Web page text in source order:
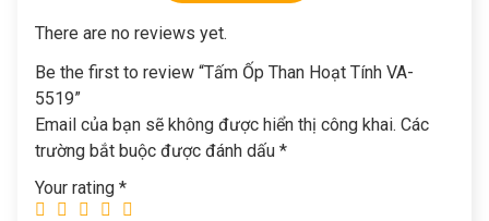
There are no reviews yet.
Be the first to review “Tấm Ốp Than Hoạt Tính VA-
5519”
Email của bạn sẽ không được hiển thị công khai. Các
trường bắt buộc được đánh dấu *
Your rating *